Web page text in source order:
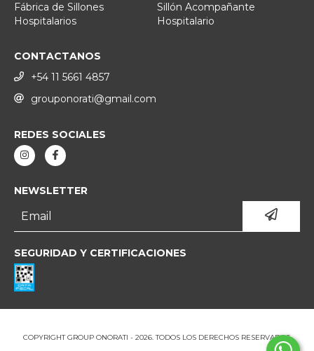
Fábrica de Sillones
Hospitalarios
Sillón Acompañante
Hospitalario
CONTACTANOS
+54 11 5661 4857
grouponorati@gmail.com
REDES SOCIALES
NEWSLETTER
SEGURIDAD Y CERTIFICACIONES
COPYRIGHT GROUP ONORATI - 2026. TODOS LOS DERECHOS RESERVADOS.